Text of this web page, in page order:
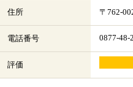
住所 〒 762-
電話番号 0877-48-
評価